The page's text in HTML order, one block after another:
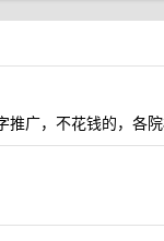
推广，不花钱的，各